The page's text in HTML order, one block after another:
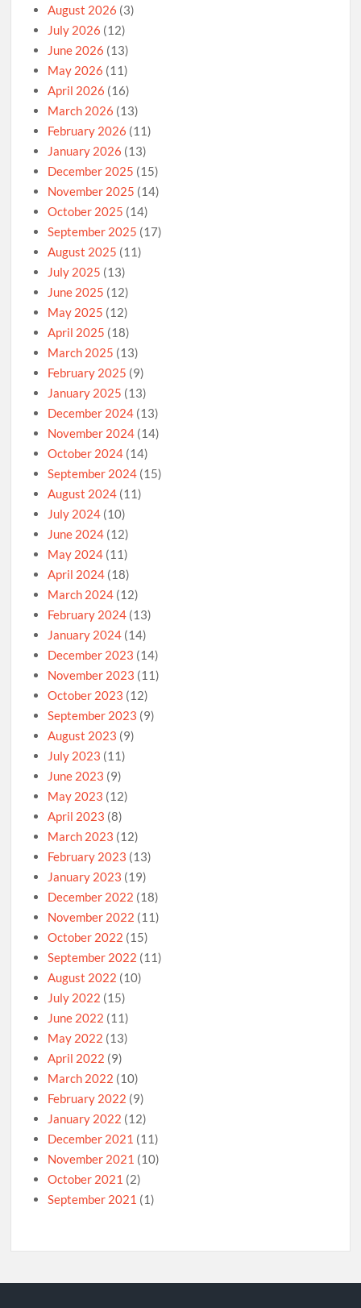
August 2026 (3)
July 2026 (12)
June 2026 (13)
May 2026 (11)
April 2026 (16)
March 2026 (13)
February 2026 (11)
January 2026 (13)
December 2025 (15)
November 2025 (14)
October 2025 (14)
September 2025 (17)
August 2025 (11)
July 2025 (13)
June 2025 (12)
May 2025 (12)
April 2025 (18)
March 2025 (13)
February 2025 (9)
January 2025 (13)
December 2024 (13)
November 2024 (14)
October 2024 (14)
September 2024 (15)
August 2024 (11)
July 2024 (10)
June 2024 (12)
May 2024 (11)
April 2024 (18)
March 2024 (12)
February 2024 (13)
January 2024 (14)
December 2023 (14)
November 2023 (11)
October 2023 (12)
September 2023 (9)
August 2023 (9)
July 2023 (11)
June 2023 (9)
May 2023 (12)
April 2023 (8)
March 2023 (12)
February 2023 (13)
January 2023 (19)
December 2022 (18)
November 2022 (11)
October 2022 (15)
September 2022 (11)
August 2022 (10)
July 2022 (15)
June 2022 (11)
May 2022 (13)
April 2022 (9)
March 2022 (10)
February 2022 (9)
January 2022 (12)
December 2021 (11)
November 2021 (10)
October 2021 (2)
September 2021 (1)